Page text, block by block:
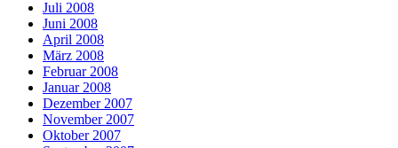
Juli 2008
Juni 2008
April 2008
März 2008
Februar 2008
Januar 2008
Dezember 2007
November 2007
Oktober 2007